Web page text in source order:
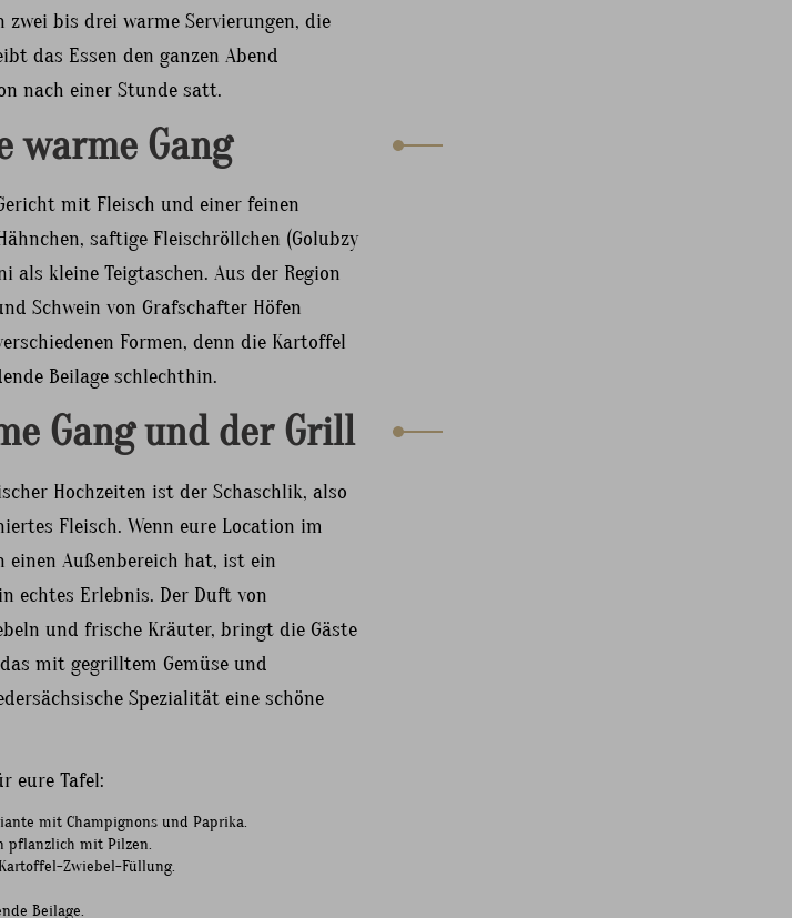
bis drei warme Servierungen, die
das Essen den ganzen Abend
nach einer Stunde satt.
warme Gang
mit Fleisch und einer feinen
saftige Fleischröllchen (Golubzy
als kleine Teigtaschen. Aus der Region
Schwein von Grafschafter Höfen
Formen, denn die Kartoffel
Beilage schlechthin.
Gang und der Grill
Hochzeiten ist der Schaschlik, also
Fleisch. Wenn eure Location im
Außenbereich hat, ist ein
echtes Erlebnis. Der Duft von
und frische Kräuter, bringt die Gäste
mit gegrilltem Gemüse und
Spezialität eine schöne
eure Tafel:
mit Champignons und Paprika.
pflanzlich mit Pilzen.
Zwiebel-Füllung.
Beilage.